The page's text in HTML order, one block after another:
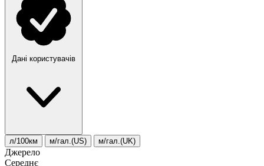
Дані користувачів
л/100км м/гал.(US) м/гал.(UK)
Джерело
Середнє